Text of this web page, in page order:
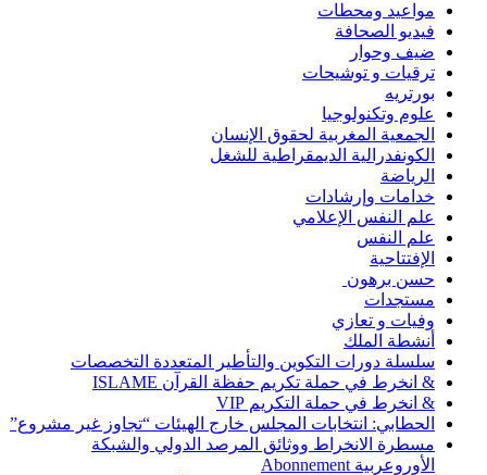
مواعيد ومحطات
فيديو الصحافة
ضيف وحوار
ترقيات و توشيحات
بورتريه
علوم وتكنولوجيا
الجمعية المغربية لحقوق الإنسان
الكونفدرالية الديمقراطية للشغل
الرياضة
خدامات وإرشادات
علم النفس الإعلامي
علم النفس
الإفتتاحية
حسن برهون
مستجدات
وفيات و تعازي
أنشطة الملك
سلسلة دورات التكوين والتأطير المتعددة التخصصات
& انخرط في حملة تكريم حفظة القرآن ISLAME
& انخرط في حملة التكريم VIP
الحطابي: انتخابات المجلس خارج الهيئات “تجاوز غير مشروع”
مسطرة الانخراط ووثائق المرصد الدولي والشبكة
الأوروعربية Abonnement